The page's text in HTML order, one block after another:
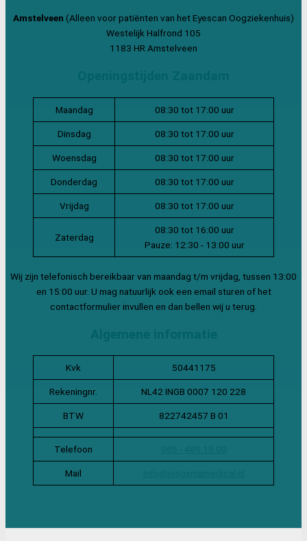
Amstelveen (Alleen voor patiënten van het Eyescan Oogziekenhuis)
Westelijk Halfrond 105
1183 HR Amstelveen
Maandag 08:30 tot 17:00 uur
Dinsdag 08:30 tot 17:00 uur
Woensdag 08:30 tot 17:00 uur
Donderdag 08:30 tot 17:00 uur
Vrijdag 08:30 tot 17:00 uur
Zaterdag
08:30 tot 16:00 uur
Pauze: 12:30 - 13:00 uur
Wij zijn telefonisch bereikbaar van maandag t/m vrijdag, tussen 13:00
en 15:00 uur. U mag natuurlijk ook een email sturen of het
contactformulier invullen en dan bellen wij u terug.
Kvk 50441175
Rekeningnr. NL42 INGB 0007 120 228
BTW 822742457 B 01
Telefoon
Mail